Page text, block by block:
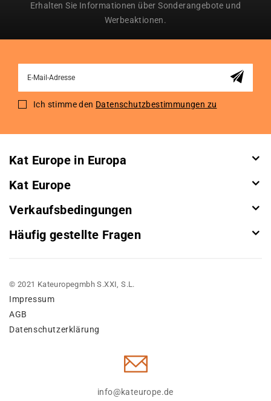
Erhalten Sie Informationen über Sonderangebote und
Werbeaktionen.
for
Ich stimme den Datenschutzbestimmungen zu
Kat Europe in Europa
Kat Europe
Verkaufsbedingungen
Häufig gestellte Fragen
© 2021 Kateuropegmbh S.XXI, S.L.
Impressum
AGB
Datenschutzerklärung
info@kateurope.de